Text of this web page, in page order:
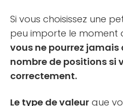
Si vous choisissez une
peu importe le moment
vous ne pourrez
nombre de positions si
correctement.
Le type de valeur que